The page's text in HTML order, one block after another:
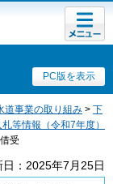
PC版を表示
メニュ
ー
道事業の取り組み > 下
等情報（令和7年度）
受
日：2025年7月25日